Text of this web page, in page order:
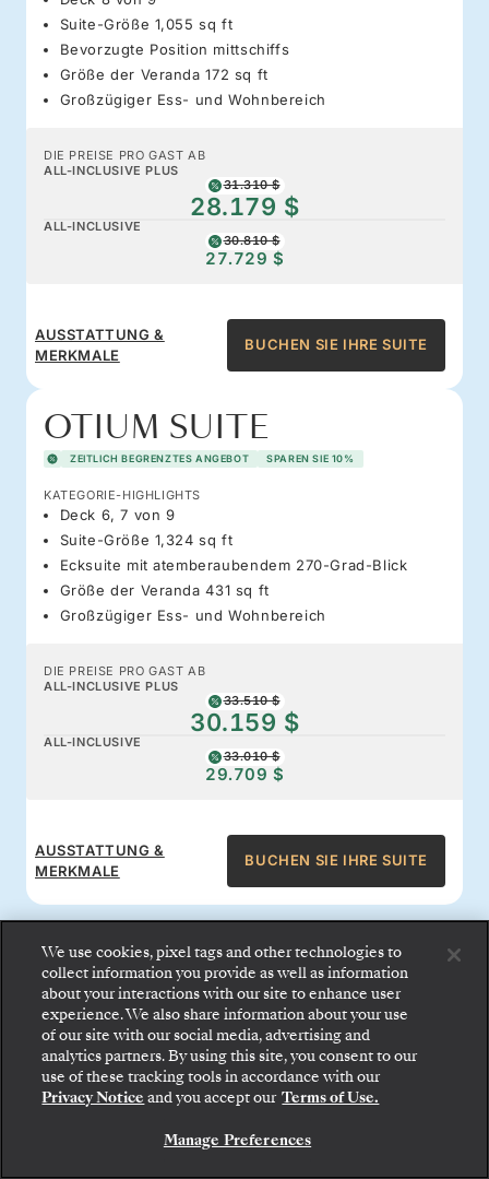
Suite-Größe 1,055 sq ft
Bevorzugte Position mittschiffs
Größe der Veranda 172 sq ft
Großzügiger Ess- und Wohnbereich
DIE PREISE PRO GAST AB
ALL-INCLUSIVE PLUS
31.310 $
28.179 $
ALL-INCLUSIVE
30.810 $
27.729 $
AUSSTATTUNG &
MERKMALE
BUCHEN SIE IHRE SUITE
OTIUM SUITE
ZEITLICH BEGRENZTES ANGEBOT SPAREN SIE 10%
KATEGORIE-HIGHLIGHTS
Deck 6, 7 von 9
Suite-Größe 1,324 sq ft
Ecksuite mit atemberaubendem 270-Grad-Blick
Größe der Veranda 431 sq ft
Großzügiger Ess- und Wohnbereich
DIE PREISE PRO GAST AB
ALL-INCLUSIVE PLUS
33.510 $
30.159 $
ALL-INCLUSIVE
33.010 $
29.709 $
AUSSTATTUNG &
MERKMALE
BUCHEN SIE IHRE SUITE
All-inclusive-Leistungen an
Bord
bekannt ist: Gourmetspeisen rund um die Uhr,
Gehen Sie an Bord: Wählen Sie Ihre Suite und
prüfen Sie die Preise und Inklusivleistungen, bevor
Sie Ihre Silversea-Reise sicher bestätigen.
BUCHEN SIE IHRE SUITE
We use cookies, pixel tags and other technologies to
collect information you provide as well as information
about your interactions with our site to enhance user
experience. We also share information about your use
of our site with our social media, advertising and
analytics partners. By using this site, you consent to our
use of these tracking tools in accordance with our
Privacy Notice and you accept our Terms of Use.
Manage Preferences